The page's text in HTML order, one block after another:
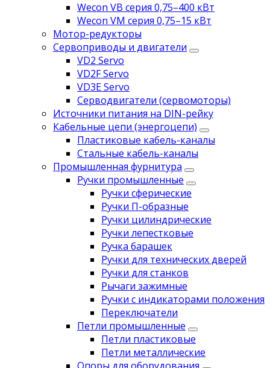
Wecon VB серия 0,75–400 кВт
Wecon VM серия 0,75–15 кВт
Мотор-редукторы
Сервоприводы и двигатели
VD2 Servo
VD2F Servo
VD3E Servo
Серводвигатели (сервомоторы)
Источники питания на DIN-рейку
Кабельные цепи (энергоцепи)
Пластиковые кабель-каналы
Стальные кабель-каналы
Промышленная фурнитура
Ручки промышленные
Ручки сферические
Ручки П-образные
Ручки цилиндрические
Ручки лепестковые
Ручка барашек
Ручки для технических дверей
Ручки для станков
Рычаги зажимные
Ручки с индикаторами положения
Переключатели
Петли промышленные
Петли пластиковые
Петли металлические